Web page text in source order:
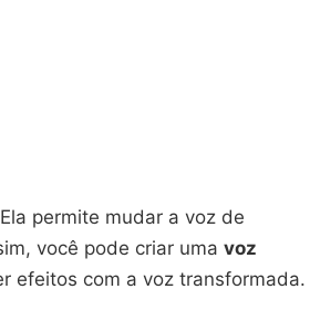
permite mudar a voz de
você pode criar uma voz
efeitos com a voz transformada.